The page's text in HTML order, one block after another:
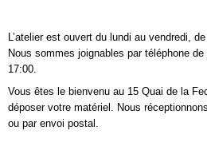
L’atelier est ouvert du lundi au vendredi,
Nous sommes joignables par téléphone de
17:00.
Vous êtes le bienvenu au 15 Quai de la
déposer votre matériel. Nous
ou par envoi postal.